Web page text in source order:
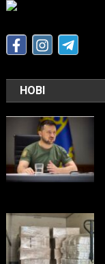
НОВІ